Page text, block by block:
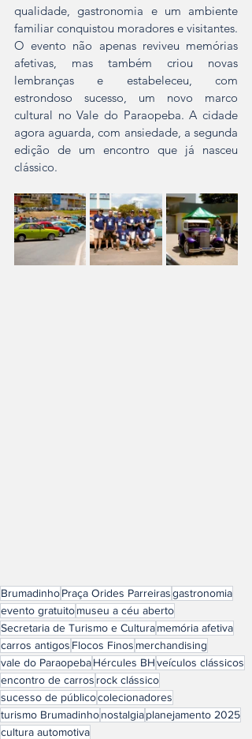
qualidade, gastronomia e um ambiente
familiar conquistou moradores e visitantes.
O evento não apenas reviveu memórias
afetivas, mas também criou novas
lembranças e estabeleceu, com
estrondoso sucesso, um novo marco
cultural no Vale do Paraopeba. A cidade
agora aguarda, com ansiedade, a segunda
edição de um encontro que já nasceu
clássico.
BrumadinhoPraça Orides Parreirasgastronomia
evento gratuitomuseu a céu aberto
Secretaria de Turismo e Culturamemória afetiva
carros antigos Flocos Finos merchandising
vale do ParaopebaHércules BHveículos clássicos
encontro de carros rock clássico
sucesso de públicocolecionadores
turismo Brumadinhonostalgiaplanejamento 2025
cultura automotiva